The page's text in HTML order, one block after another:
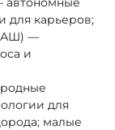
для карьеров;
—
и
для
малые